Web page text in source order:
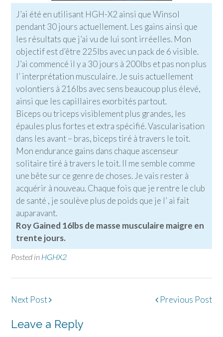
J’ai été en utilisant HGH-X2 ainsi que Winsol
pendant 30 jours actuellement. Les gains ainsi que
les résultats que j’ai vu de lui sont irréelles. Mon
objectif est d’être 225lbs avec un pack de 6 visible.
J’ai commencé il y a 30 jours à 200lbs et pas non plus
l’ interprétation musculaire. Je suis actuellement
volontiers à 216lbs avec sens beaucoup plus élevé,
ainsi que les capillaires exorbités partout.
Biceps ou triceps visiblement plus grandes, les
épaules plus fortes et extra spécifié. Vascularisation
dans les avant – bras, biceps tiré à travers le toit.
Mon endurance gains dans chaque ascenseur
solitaire tiré à travers le toit. Il me semble comme
une bête sur ce genre de choses. Je vais rester à
acquérir à nouveau. Chaque fois que je rentre le club
de santé , je soulève plus de poids que je l’ ai fait
auparavant.
Roy Gained 16lbs de masse musculaire maigre en
trente jours.
Posted in HGHX2
Post
Previous Post
Next Post
Leave a Reply